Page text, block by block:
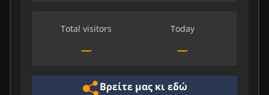
Total visitors
—
Today
—
Βρείτε μας κι εδώ